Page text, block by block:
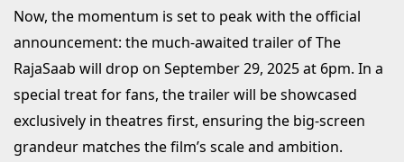
Now, the momentum is set to peak with the official
announcement: the much-awaited trailer of The
RajaSaab will drop on September 29, 2025 at 6pm. In a
special treat for fans, the trailer will be showcased
exclusively in theatres first, ensuring the big-screen
grandeur matches the film’s scale and ambition.